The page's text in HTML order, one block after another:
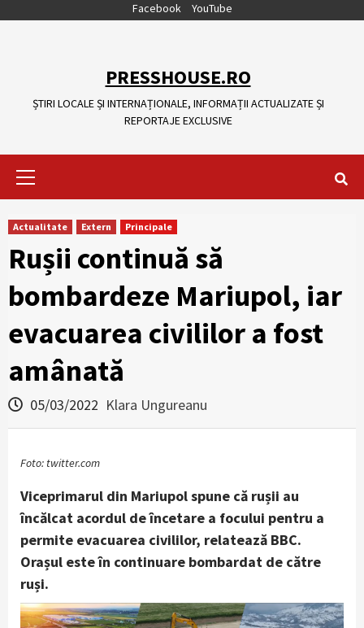
Facebook YouTube
PRESSHOUSE.RO
ȘTIRI LOCALE ȘI INTERNAȚIONALE, INFORMAȚII ACTUALIZATE ȘI
REPORTAJE EXCLUSIVE
Actualitate Extern Principale
Rușii continuă să
bombardeze Mariupol, iar
evacuarea civililor a fost
amânată
05/03/2022 Klara Ungureanu
Foto: twitter.com
Viceprimarul din Mariupol spune că rușii au
încălcat acordul de încetare a focului pentru a
permite evacuarea civililor, relatează BBC.
Orașul este în continuare bombardat de către
ruși.